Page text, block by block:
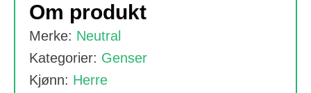
Om produkt
Merke: Neutral
Kategorier: Genser
Kjønn: Herre